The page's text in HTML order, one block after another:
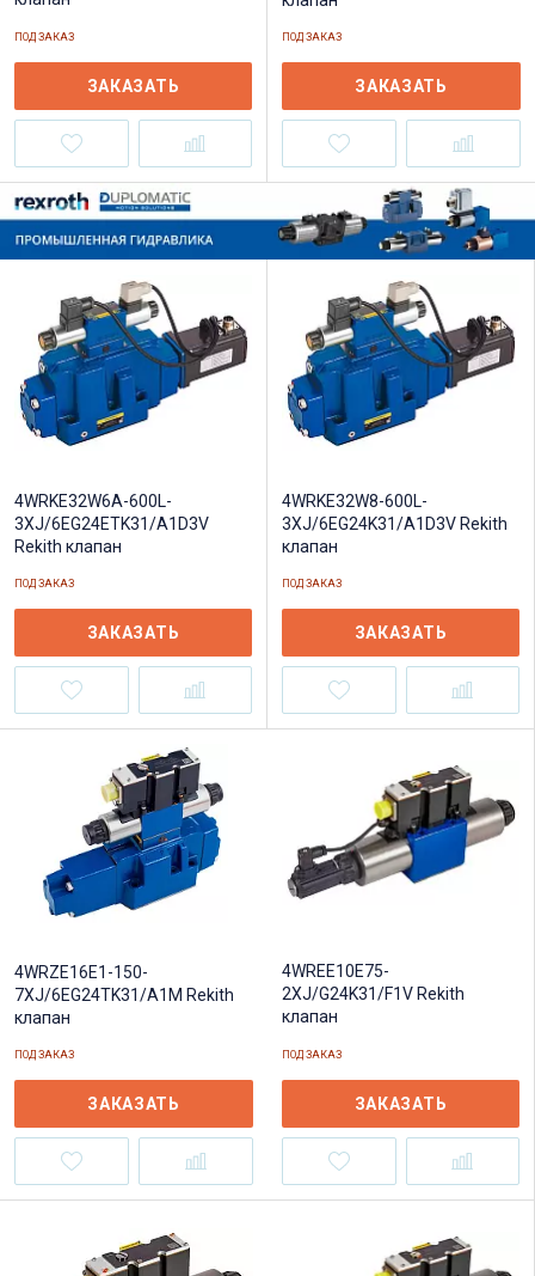
ПОД ЗАКАЗ
ЗАКАЗАТЬ
ПОД ЗАКАЗ
ЗАКАЗАТЬ
4WRKE32W6A-600L-
3XJ/6EG24ETK31/A1D3V
Rekith клапан
ПОД ЗАКАЗ
ЗАКАЗАТЬ
4WRKE32W8-600L-
3XJ/6EG24K31/A1D3V Rekith
клапан
ПОД ЗАКАЗ
ЗАКАЗАТЬ
4WRZE16E1-150-
7XJ/6EG24TK31/A1M Rekith
клапан
ПОД ЗАКАЗ
ЗАКАЗАТЬ
4WREE10E75-
2XJ/G24K31/F1V Rekith
клапан
ПОД ЗАКАЗ
ЗАКАЗАТЬ